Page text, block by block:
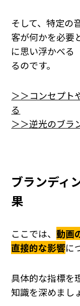
そして、特定の
客が何かを必要
に思い浮かべる
るのです。
＞＞コンセプト
る
＞＞逆光のブラ
ブランディ
果
ここでは、動画
直接的な影響に
具体的な指標を
知識を深めまし